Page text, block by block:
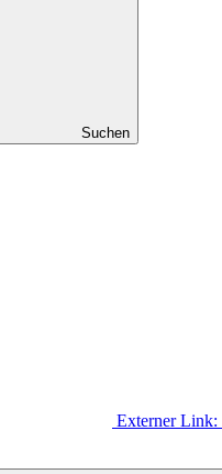
Suchen
Externer Link: